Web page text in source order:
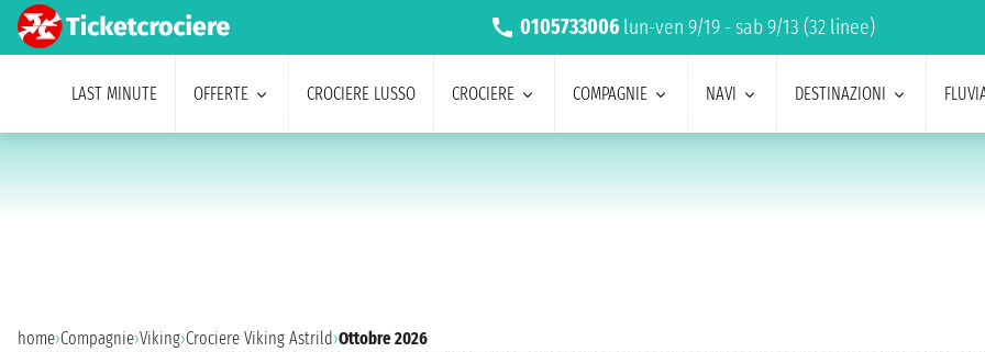
0105733006 lun-ven 9/19 - sab 9/13 (32 linee)
LAST MINUTE OFFERTE CROCIERE LUSSO CROCIERE COMPAGNIE NAVI DESTINAZIONI
home›Compagnie›Viking›Crociere Viking Astrild›Ottobre 2026